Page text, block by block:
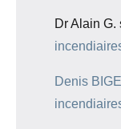
Dr Alain G.
Denis